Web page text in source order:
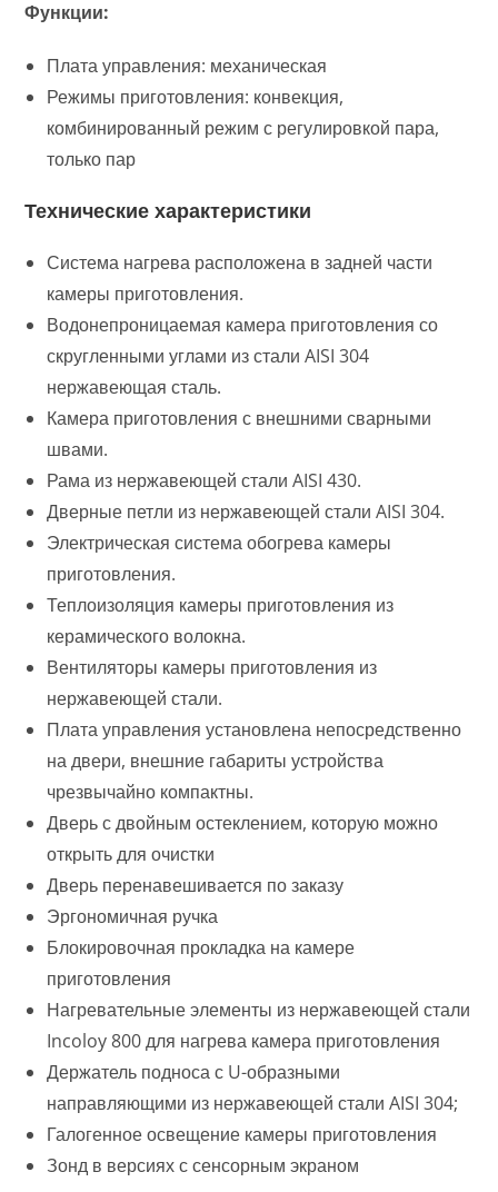
Функции:
Плата управления: механическая
Режимы приготовления: конвекция,
комбинированный режим с регулировкой пара,
только пар
Технические характеристики
Система нагрева расположена в задней части
камеры приготовления.
Водонепроницаемая камера приготовления со
скругленными углами из стали AISI 304
нержавеющая сталь.
Камера приготовления с внешними сварными
швами.
Рама из нержавеющей стали AISI 430.
Дверные петли из нержавеющей стали AISI 304.
Электрическая система обогрева камеры
приготовления.
Теплоизоляция камеры приготовления из
керамического волокна.
Вентиляторы камеры приготовления из
нержавеющей стали.
Плата управления установлена непосредственно
на двери, внешние габариты устройства
чрезвычайно компактны.
Дверь с двойным остеклением, которую можно
открыть для очистки
Дверь перенавешивается по заказу
Эргономичная ручка
Блокировочная прокладка на камере
приготовления
Нагревательные элементы из нержавеющей стали
Incoloy 800 для нагрева камера приготовления
Держатель подноса с U-образными
направляющими из нержавеющей стали AISI 304;
Галогенное освещение камеры приготовления
Зонд в версиях с сенсорным экраном